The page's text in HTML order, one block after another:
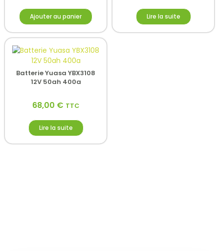
Ajouter au panier Lire la suite
Batterie Yuasa YBX3108
12V 50ah 400a
68,00 € TTC
Lire la suite